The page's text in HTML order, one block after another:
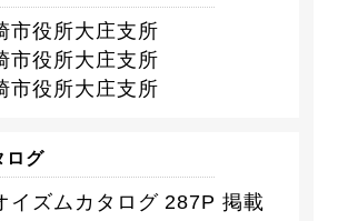
市役所大庄支所
市役所大庄支所
市役所大庄支所
ログ
イズムカタログ 287P 掲載